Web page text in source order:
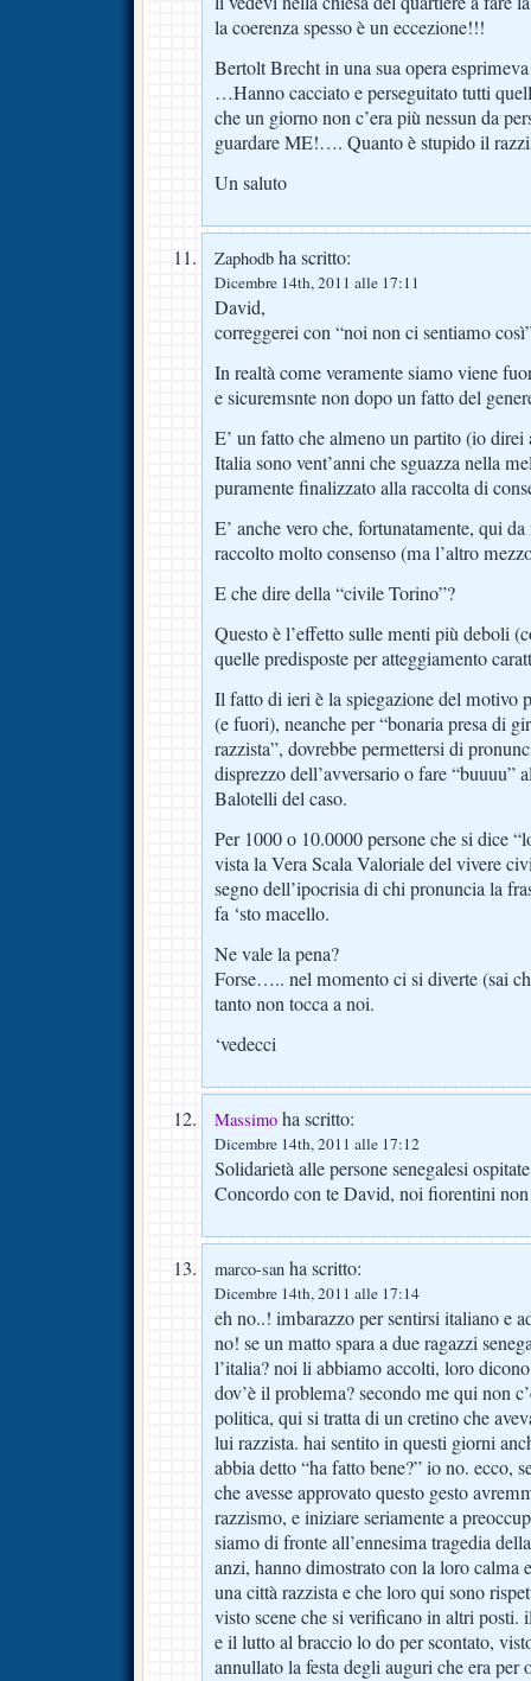
la coerenza spesso è un eccezione!!!
Bertolt Brecht in una sua opera
…Hanno cacciato e perseguitato tutti
che un giorno non c’era più nessun da
guardare ME!…. Quanto è stupido il
Un saluto
Zaphodb ha scritto:
Dicembre 14th, 2011 alle 17:11
David,
correggerei con “noi non ci sentiamo
In realtà come veramente siamo viene
e sicuremsnte non dopo un fatto del
E’ un fatto che almeno un partito (io
Italia sono vent’anni che sguazza nella
puramente finalizzato alla raccolta di
E’ anche vero che, fortunatamente, qui
raccolto molto consenso (ma l’altro
E che dire della “civile Torino”?
Questo è l’effetto sulle menti più deboli
quelle predisposte per atteggiamento
Il fatto di ieri è la spiegazione del motivo
(e fuori), neanche per “bonaria presa di
razzista”, dovrebbe permettersi di
disprezzo dell’avversario o fare “buuuu”
Balotelli del caso.
Per 1000 o 10.0000 persone che si dice
vista la Vera Scala Valoriale del vivere
segno dell’ipocrisia di chi pronuncia la
fa ‘sto macello.
Ne vale la pena?
Forse….. nel momento ci si diverte (sai
tanto non tocca a noi.
‘vedecci
Massimo ha scritto:
Dicembre 14th, 2011 alle 17:12
Solidarietà alle persone senegalesi
Concordo con te David, noi fiorentini
marco-san ha scritto:
Dicembre 14th, 2011 alle 17:14
eh no..! imbarazzo per sentirsi italiano e
no! se un matto spara a due ragazzi
l’italia? noi li abbiamo accolti, loro
dov’è il problema? secondo me qui non
politica, qui si tratta di un cretino che
lui razzista. hai sentito in questi giorni
abbia detto “ha fatto bene?” io no. ecco,
che avesse approvato questo gesto
razzismo, e iniziare seriamente a
siamo di fronte all’ennesima tragedia
anzi, hanno dimostrato con la loro calma
una città razzista e che loro qui sono
visto scene che si verificano in altri
e il lutto al braccio lo do per scontato,
annullato la festa degli auguri che era per